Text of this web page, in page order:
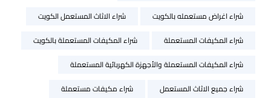
شراء اغراض مستعمله بالكويت
شراء الاثاث المستعمل الكويت
شراء المكيفات المستعملة
شراء المكيفات المستعملة بالكويت
شراء المكيفات المستعملة والأجهزة الكهربائية المستعملة
شراء جميع الاثاث المستعمل
شراء مكيفات مستعملة